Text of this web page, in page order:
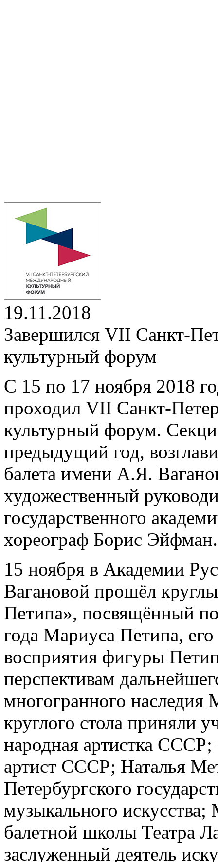
19.11.2018
Завершился VII Санкт-
культурный форум
С 15 по 17 ноября 2018
проходил VII Санкт-
культурный форум.
предыдущий год,
балета имени А.Я.
художественный
государственного
хореограф Борис Эйфман.
15 ноября в Академии
Вагановой прошёл
Петипа», посвящённый
года Мариуса Петипа,
восприятия фигуры
перспективам
многогранного
круглого стола приняли
народная артистка
артист СССР; Наталья
Петербургского
музыкального
балетной школы Театра
заслуженный деятель